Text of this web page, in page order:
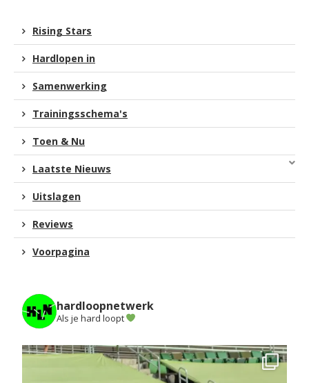
Rising Stars
Hardlopen in
Samenwerking
Trainingsschema's
Toen & Nu
Laatste Nieuws
Uitslagen
Reviews
Voorpagina
hardloopnetwerk
Als je hard loopt